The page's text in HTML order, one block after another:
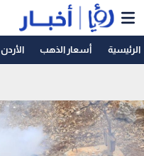
الرئيسية أسعار الذهب الأردن